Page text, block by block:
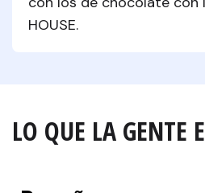
HOUSE.
LO QUE LA GENTE